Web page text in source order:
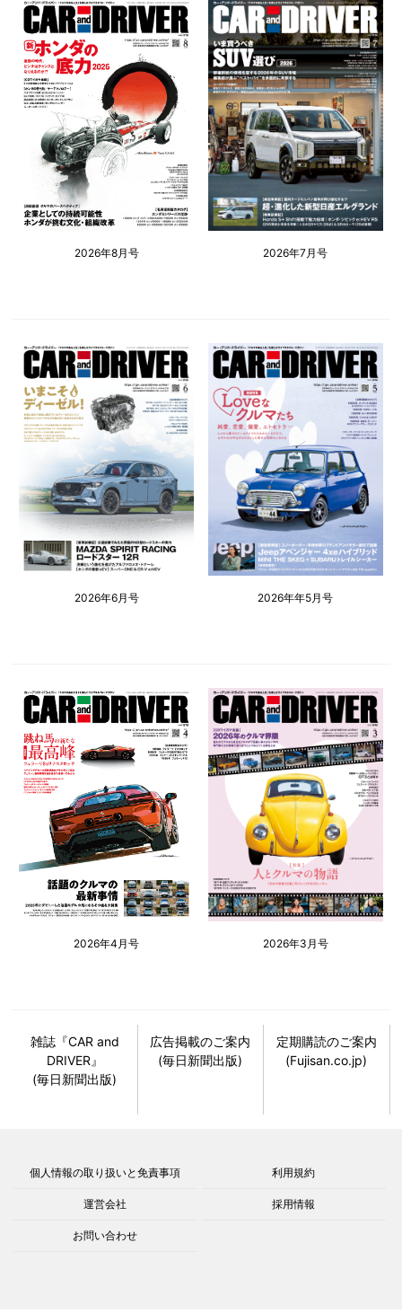
2026年8月号 2026年7月号
2026年6月号 2026年年5月号
2026年4月号 2026年3月号
雑誌『CAR and
DRIVER』
(毎日新聞出版)
広告掲載のご案内
(毎日新聞出版)
定期購読のご案内
(Fujisan.co.jp)
個人情報の取り扱いと免責事項 利用規約
運営会社 採用情報
お問い合わせ